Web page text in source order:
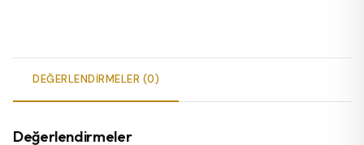
DEĞERLENDIRMELER (0)
Değerlendirmeler